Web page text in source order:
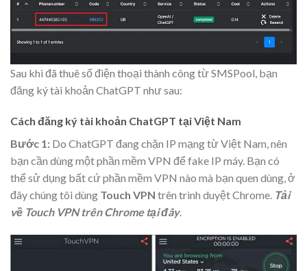
Sau khi đã thuê số điện thoại thành công từ SMSPool, bạn
đăng ký tài khoản ChatGPT như sau:
Cách đăng ký tài khoản ChatGPT tại Việt Nam
Bước 1: Do ChatGPT đang chặn IP mạng từ Việt Nam, nên
bạn cần dùng một phần mềm VPN để fake IP máy. Bạn có
thể sử dụng bất cứ phần mềm VPN nào mà bạn quen dùng, ở
đây chúng tôi dùng Touch VPN trên trình duyệt Chrome. Tải
về Touch VPN trên Chrome tại đây.